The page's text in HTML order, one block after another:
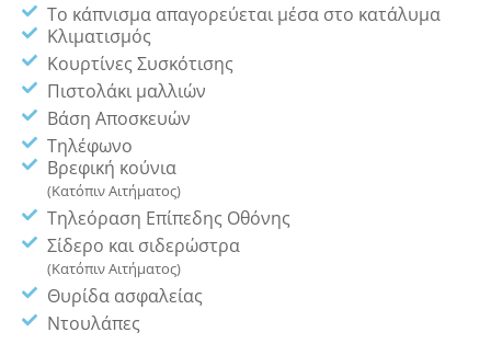
Το κάπνισμα απαγορεύεται μέσα στο κατάλυμα
Κλιματισμός
Κουρτίνες Συσκότισης
Πιστολάκι μαλλιών
Βάση Aποσκευών
Τηλέφωνο
Βρεφική κούνια
(Κατόπιν Αιτήματος)
Τηλεόραση Επίπεδης Οθόνης
Σίδερο και σιδερώστρα
(Κατόπιν Αιτήματος)
Θυρίδα ασφαλείας
Ντουλάπες